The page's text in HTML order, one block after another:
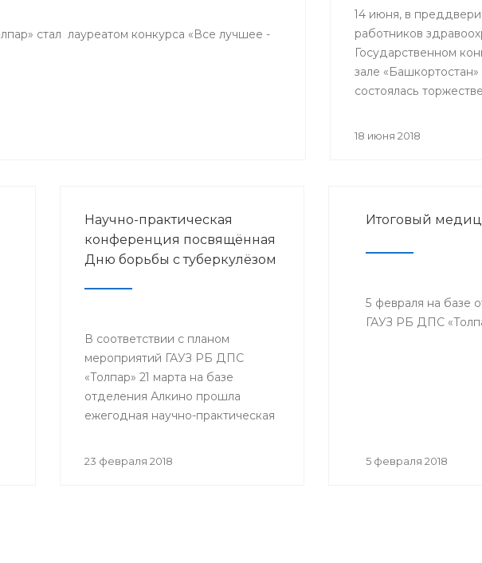
стал лауреатом конкурса «Все лучшее -
14 июня, в
работников
Государственном
зале
состоялась
победителей
18 июня 2018
Научно-практическая
конференция посвящённая
Дню борьбы с туберкулёзом
В соответствии с планом
мероприятий ГАУЗ РБ ДПС
«Толпар» 21 марта на базе
отделения Алкино прошла
ежегодная научно-практическая
Всемирному дню борьбы с
23 февраля 2018
Итоговый
5 февраля на базе
ГАУЗ РБ ДПС
5 февраля 2018